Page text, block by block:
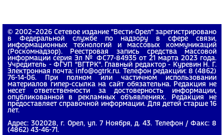
© 2002−2026 Сетевое издание "Вести-Орел" зарегистрировано
в Федеральной службе по надзору в сфере связи,
информационных технологий и массовых коммуникаций
(Роскомнадзор). Реестровая запись средства массовой
информации серия Эл № ФС77-84935 от 21 марта 2023 года.
Учредитель - ФГУП "ВГТРК". Главный редактор - Куревин Н. Г.
Электронная почта: info@ogtrk.ru. Телефон редакции: 8 (4862)
76-14-06. При полном или частичном использовании
материалов гипер-ссылка на сайт обязательна. Редакция не
несет ответственности за достоверность информации,
опубликованной в рекламных объявлениях. Редакция не
предоставляет справочной информации. Для детей старше 16
лет.
Адрес: 302028, г. Орел, ул. 7 Ноября, д. 43. Телефон / Факс: 8
(4862) 43-46-71.